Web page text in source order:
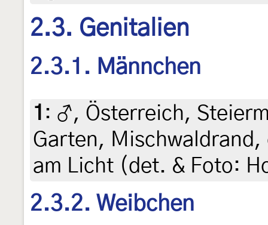
2.3. Genitalien
2.3.1. Männchen
1 : ♂, Österreich,
Garten,
am Licht (det. & Foto:
2.3.2. Weibchen